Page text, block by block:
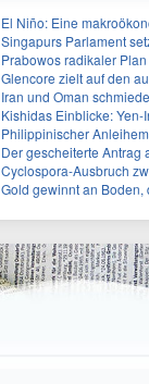
El Niño: Eine makroökonomische Variable,
Singapurs Parlament setzt sich für eine
Prabowos radikaler Plan zur Kontrolle von
Glencore zielt auf den australischen
Iran und Oman schmieden
Kishidas Einblicke: Yen-Intervention bietet
Philippinischer Anleihemarkt sieht sich anhaltendem
Der gescheiterte Antrag auf Abweisung
Cyclospora-Ausbruch zwingt Salad and Go in die
Gold gewinnt an Boden, da der